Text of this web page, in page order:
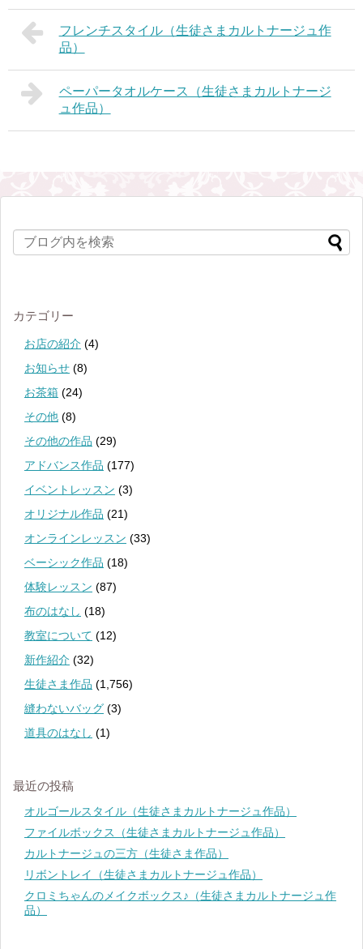
フレンチスタイル（生徒さまカルトナージュ作
品）
ペーパータオルケース（生徒さまカルトナージ
ュ作品）
カテゴリー
お店の紹介 (4)
お知らせ (8)
お茶箱 (24)
その他 (8)
その他の作品 (29)
アドバンス作品 (177)
イベントレッスン (3)
オリジナル作品 (21)
オンラインレッスン (33)
ベーシック作品 (18)
体験レッスン (87)
布のはなし (18)
教室について (12)
新作紹介 (32)
生徒さま作品 (1,756)
縫わないバッグ (3)
道具のはなし (1)
最近の投稿
オルゴールスタイル（生徒さまカルトナージュ作品）
ファイルボックス（生徒さまカルトナージュ作品）
カルトナージュの三方（生徒さま作品）
リボントレイ（生徒さまカルトナージュ作品）
クロミちゃんのメイクボックス♪（生徒さまカルトナージュ作
品）